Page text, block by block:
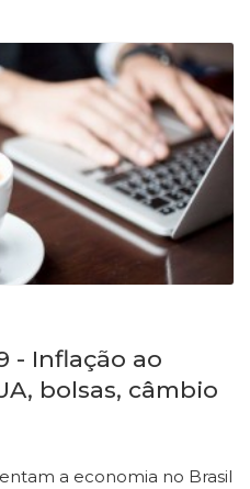
- Inflação ao
bolsas, câmbio
a economia no Brasil